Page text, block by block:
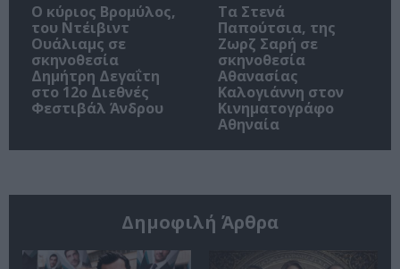
O κύριος Βρομύλος,
του Ντέιβιντ
Ουάλιαμς σε
σκηνοθεσία
Δημήτρη Δεγαΐτη
στο 12ο Διεθνές
Φεστιβάλ Άνδρου
Τα Στενά
Παπούτσια, της
Ζωρζ Σαρή σε
σκηνοθεσία
Αθανασίας
Καλογιάννη στον
Κινηματογράφο
Αθηναία
Δημοφιλή Άρθρα